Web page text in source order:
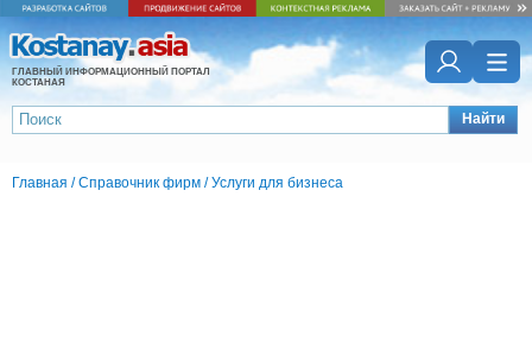
ГЛАВНЫЙ ИНФОРМАЦИОННЫЙ ПОРТАЛ
КОСТАНАЯ
Найти
Главная /Справочник фирм /Услуги для бизнеса